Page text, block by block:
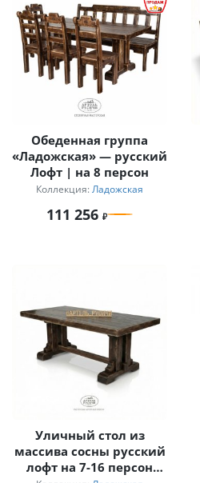
Обеденная группа
«Ладожская» — русский
Лофт | на 8 персон
Коллекция: Ладожская
111 256
Уличный стол из
массива сосны русский
лофт на 7-16 персон